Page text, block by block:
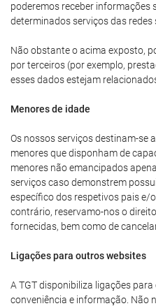
poderemos receber informações
determinados serviços das redes
Não obstante o acima exposto,
por terceiros (por exemplo,
esses dados estejam
Menores de idade
Os nossos serviços destinam-se
menores que disponham de
menores não emancipados
serviços caso demonstrem
específico dos respetivos pais e/
contrário, reservamo-nos o
fornecidas, bem como de
Ligações para outros websites
A TGT disponibiliza ligações
conveniência e informação. Não